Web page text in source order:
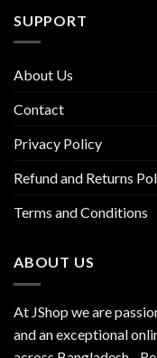
SUPPORT
About Us
Contact
Privacy Policy
Refund and Returns
Terms and Conditions
ABOUT US
At JShop we are
and an exceptional